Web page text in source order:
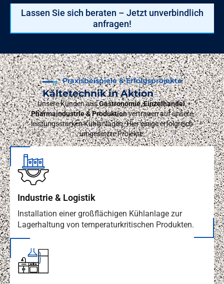
Lassen Sie sich beraten – Jetzt unverbindlich
anfragen!
Praxisbeispiele & Erfolgsprojekte
Kältetechnik in Aktion
Unsere Kunden ausGastronomie, Einzelhandel,
Pharmaindustrie & Produktionvertrauen auf unsere
leistungsstarken Kühlanlagen. Hier einige erfolgreich
umgesetzte Projekte:
Industrie & Logistik
Installation einer großflächigen Kühlanlage zur
Lagerhaltung von temperaturkritischen Produkten.